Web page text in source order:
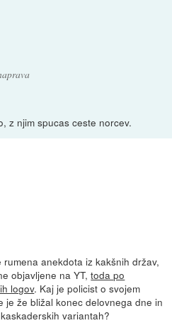
z njim spucas ceste norcev.
anekdota iz kakšnih držav,
objavljene na YT,toda po
logov. Kaj je policist o svojem
je že bližal konec delovnega dne in
variantah?